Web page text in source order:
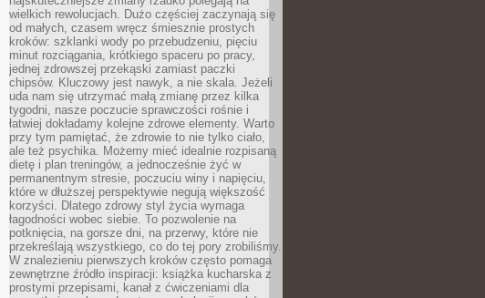
wielkich rewolucjach. Dużo częściej zaczynają się
od małych, czasem wręcz śmiesznie prostych
kroków: szklanki wody po przebudzeniu, pięciu
minut rozciągania, krótkiego spaceru po pracy,
jednej zdrowszej przekąski zamiast paczki
chipsów. Kluczowy jest nawyk, a nie skala. Jeżeli
uda nam się utrzymać małą zmianę przez kilka
tygodni, nasze poczucie sprawczości rośnie i
łatwiej dokładamy kolejne zdrowe elementy. Warto
przy tym pamiętać, że zdrowie to nie tylko ciało,
ale też psychika. Możemy mieć idealnie rozpisaną
dietę i plan treningów, a jednocześnie żyć w
permanentnym stresie, poczuciu winy i napięciu,
które w dłuższej perspektywie negują większość
korzyści. Dlatego zdrowy styl życia wymaga
łagodności wobec siebie. To pozwolenie na
potknięcia, na gorsze dni, na przerwy, które nie
przekreślają wszystkiego, co do tej pory zrobiliśmy.
W znalezieniu pierwszych kroków często pomaga
zewnętrzne źródło inspiracji: książka kucharska z
prostymi przepisami, kanał z ćwiczeniami dla